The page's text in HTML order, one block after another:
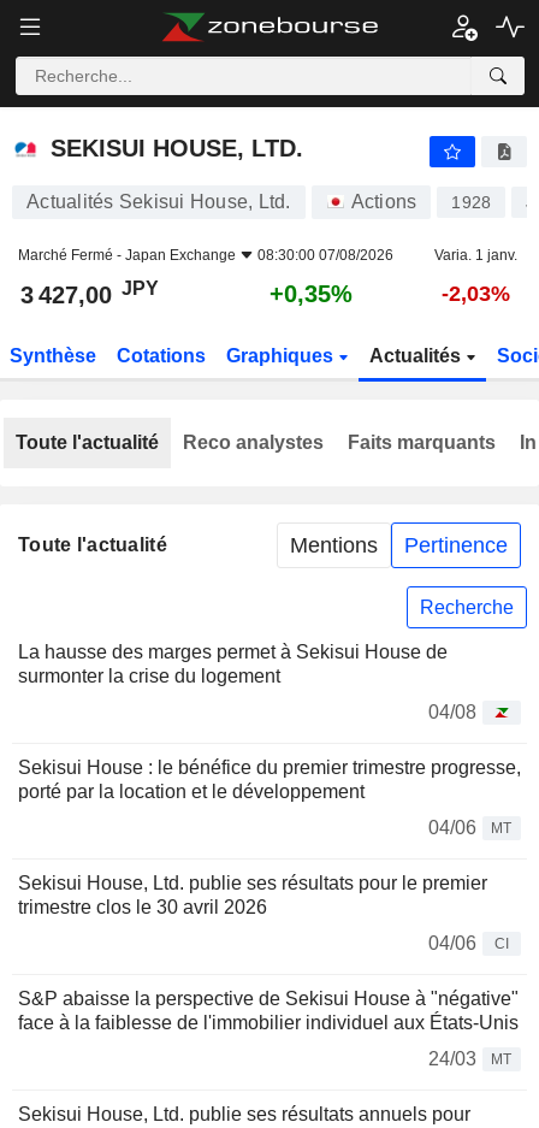
SEKISUI HOUSE, LTD.
SEKISUI HOUSE, LTD.
Actualités Sekisui House, Ltd. Actions 1928
Marché Fermé - Japan Exchange 08:30:00 07/08/2026 Varia. 1 janv.
3 427,00 JPY +0,35% -2,03%
Synthèse Cotations Graphiques Actualités
Toute l'actualité Mentions Pertinence
Recherche
La hausse des marges permet à Sekisui House de
surmonter la crise du logement
04/08
Sekisui House : le bénéfice du premier trimestre progresse,
porté par la location et le développement
04/06
MT
Sekisui House, Ltd. publie ses résultats pour le premier
trimestre clos le 30 avril 2026
04/06
CI
S&P abaisse la perspective de Sekisui House à "négative"
face à la faiblesse de l'immobilier individuel aux États-Unis
24/03
MT
Sekisui House, Ltd. publie ses résultats annuels pour
Toute l'actualité Reco analystes Faits marquants